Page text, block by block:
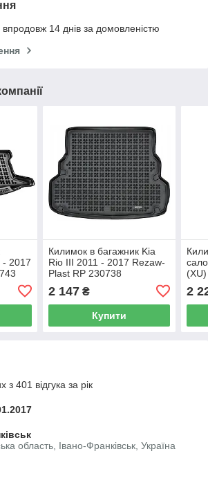
14 днів за домовленістю
- 2017
Килимок в багажник Kia
Rio III 2011 - 2017 Rezaw-
Plast RP 230738
2 147₴
Купити
2
з 401 відгука за рік
область, Івано-Франківськ, Україна